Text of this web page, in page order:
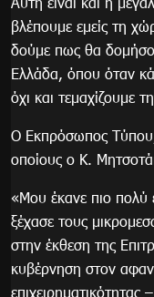
βλέπουμε εμείς τη
δούμε πως θα
Ελλάδα, όπου όταν
όχι και τεμαχίζουμε
Ο Εκπρόσωπος Τύπου,
οποίους ο Κ.
«Μου έκανε πιο
ξέχασε τους
στην έκθεση της
κυβέρνηση στον